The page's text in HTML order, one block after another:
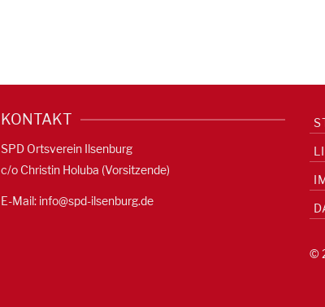
KONTAKT
SPD Ortsverein Ilsenburg
c/o Christin Holuba (Vorsitzende)
E-Mail: info@spd-ilsenburg.de
©